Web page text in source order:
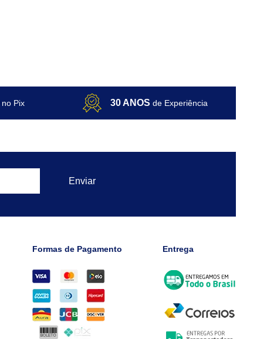
no Pix 30 ANOS de Experiência
Formas de Pagamento Entrega